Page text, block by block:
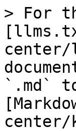
> For
`.md`